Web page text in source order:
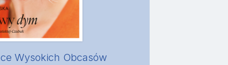
Wysokich Obcasów